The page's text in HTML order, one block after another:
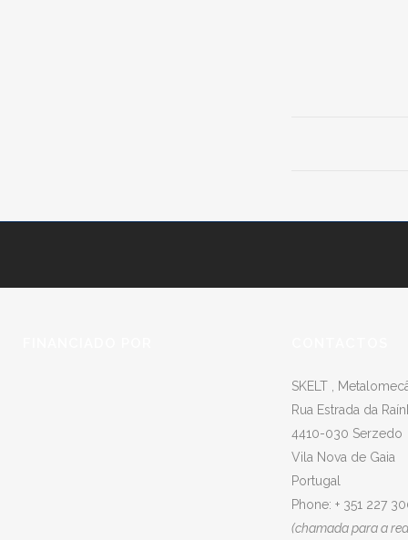
SKELT ,
Rua Estrada da
4410-030 Serzedo
Vila Nova de Gaia
Portugal
Phone: + 351 227
(chamada para a